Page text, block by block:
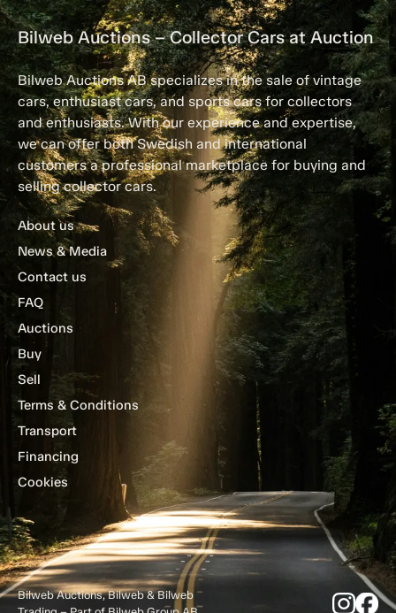
Bilweb Auctions – Collector Cars at Auction
Bilweb Auctions AB specializes in the sale of vintage
cars, enthusiast cars, and sports cars for collectors
and enthusiasts. With our experience and expertise,
we can offer both Swedish and international
customers a professional marketplace for buying and
selling collector cars.
About us
News & Media
Contact us
FAQ
Auctions
Buy
Sell
Terms & Conditions
Transport
Financing
Cookies
Bilweb Auctions, Bilweb & Bilweb